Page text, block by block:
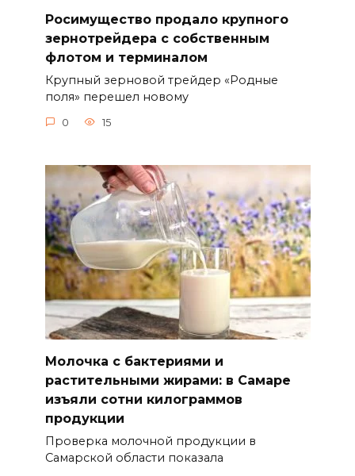
Росимущество продало крупного
зернотрейдера с собственным
флотом и терминалом
Крупный зерновой трейдер «Родные
поля» перешел новому
0 15
Молочка с бактериями и
растительными жирами: в Самаре
изъяли сотни килограммов
продукции
Проверка молочной продукции в
Самарской области показала